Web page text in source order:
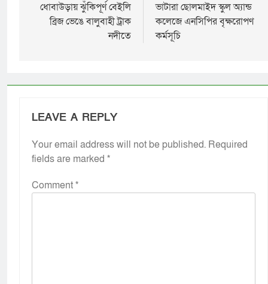
ধোবাউড়ায় ঝুঁকিপূর্ণ বেইলি
ব্রিজ ভেঙে বালুবাহী ট্রাক
নদীতে
ভাটারা ছোলমাইদ স্কুল অ্যান্ড
কলেজে এনসিপির বৃক্ষরোপণ
কর্মসূচি
LEAVE A REPLY
Your email address will not be published. Required
fields are marked *
Comment*